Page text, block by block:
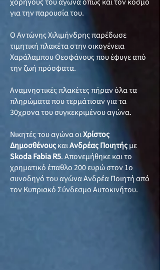
για την παρουσία του.
Ο Αντώνης Χιλιμήνδρης παρέδωσε
τιμητική πλακέτα στην οικογένεια
Χαράλαμπου Θεοφάνους που έφυγε από
την ζωή πρόσφατα.
Αναμνηστικές πλακέτες πήραν όλα τα
πληρώματα που τερμάτισαν για τα
30χρονα του συγκεκριμένου αγώνα.
Νικητές του αγώνα οιΧρίστος
ΔημοσθένουςκαιΑνδρέας Ποιητήςμε
Skoda Fabia R5. Απονεμήθηκε και το
χρηματικό έπαθλο 200 ευρώ στον 1ο
συνοδηγό του αγώνα Ανδρέα Ποιητή από
τον Κυπριακό Σύνδεσμο Αυτοκινήτου.